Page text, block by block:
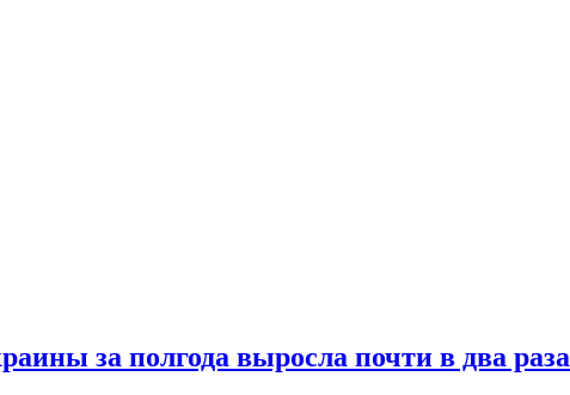
за полгода выросла почти в два раза